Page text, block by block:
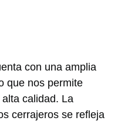
con una amplia
que nos permite
calidad. La
cerrajeros se refleja